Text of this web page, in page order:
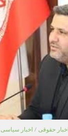
اخبار حقوقی / اخبار سیاسی